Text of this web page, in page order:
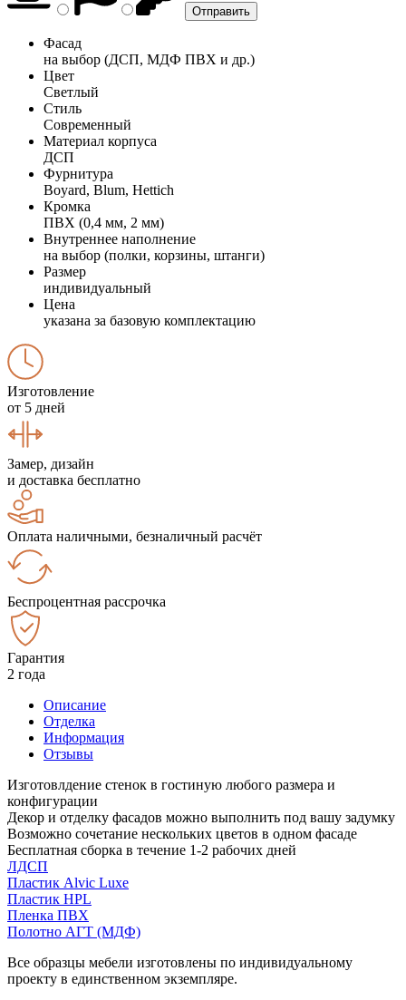
Фасад
на выбор (ДСП, МДФ ПВХ и др.)
Цвет
Светлый
Стиль
Современный
Материал корпуса
ДСП
Фурнитура
Boyard, Blum, Hettich
Кромка
ПВХ (0,4 мм, 2 мм)
Внутреннее наполнение
на выбор (полки, корзины, штанги)
Размер
индивидуальный
Цена
указана за базовую комплектацию
Изготовление
от 5 дней
Замер, дизайн
и доставка бесплатно
Оплата наличными, безналичный расчёт
Беспроцентная рассрочка
Гарантия
2 года
Описание
Отделка
Информация
Отзывы
Изготовлдение стенок в гостиную любого размера и
конфигурации
Декор и отделку фасадов можно выполнить под вашу задумку
Возможно сочетание нескольких цветов в одном фасаде
Бесплатная сборка в течение 1-2 рабочих дней
ЛДСП
Пластик Alvic Luxe
Пластик HPL
Пленка ПВХ
Полотно АГТ (МДФ)
Все образцы мебели изготовлены по индивидуальному
проекту в единственном экземпляре.